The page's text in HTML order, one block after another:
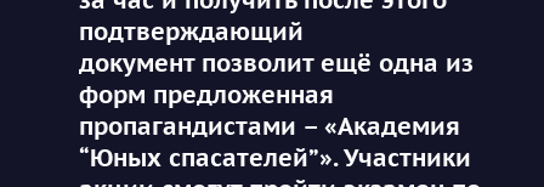
подтверждающий
документ позволит ещё одна из
форм предложенная
пропагандистами – «Академия
“Юных спасателей”». Участники